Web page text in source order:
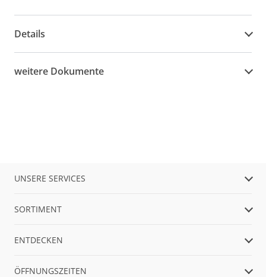
Details
weitere Dokumente
UNSERE SERVICES
SORTIMENT
ENTDECKEN
ÖFFNUNGSZEITEN